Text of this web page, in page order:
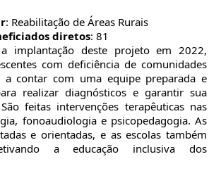
: Reabilitação de Áreas Rurais
diretos: 81
implantação deste projeto em 2022,
com deficiência de comunidades
a contar com uma equipe preparada e
realizar diagnósticos e garantir sua
feitas intervenções terapêuticas nas
fonoaudiologia e psicopedagogia. As
e orientadas, e as escolas também
a educação inclusiva dos